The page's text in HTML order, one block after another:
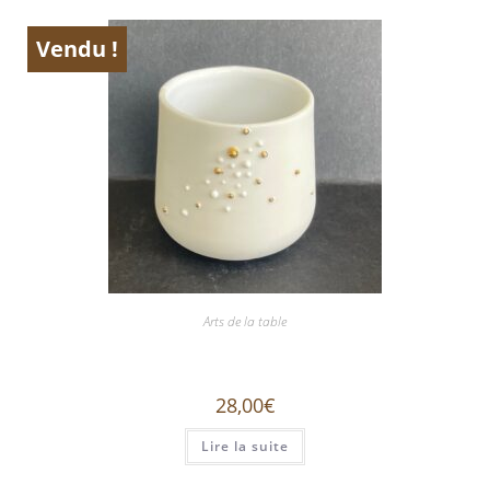
Vendu !
ÉPUISÉ
Arts de la table
28,00€
Lire la suite